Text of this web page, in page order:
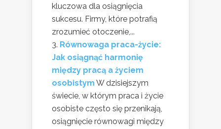
kluczowa dla osiągnięcia
sukcesu. Firmy, które potrafią
zrozumieć otoczenie,...
Równowaga praca-życie:
Jak osiągnąć harmonię
między pracą a życiem
osobistym W dzisiejszym
świecie, w którym praca i życie
osobiste często się przenikają,
osiągnięcie równowagi między